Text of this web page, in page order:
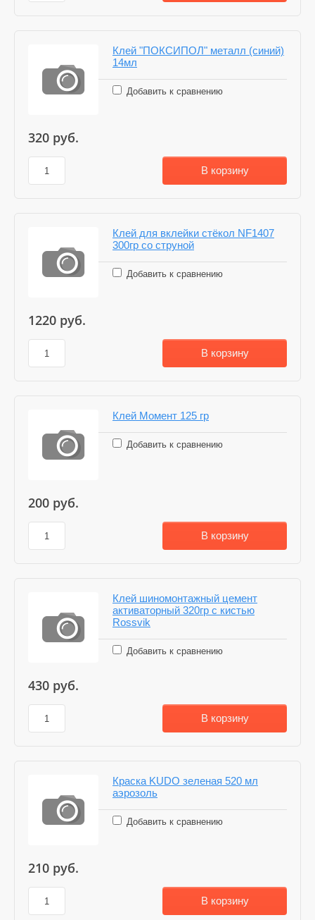
Клей "ПОКСИПОЛ" металл (синий)
14мл
Добавить к сравнению
320 руб.
В корзину
Клей для вклейки стёкол NF1407
300гр со струной
Добавить к сравнению
1220 руб.
В корзину
Клей Момент 125 гр
Добавить к сравнению
200 руб.
В корзину
Клей шиномонтажный цемент
активаторный 320гр с кистью
Rossvik
Добавить к сравнению
430 руб.
В корзину
Краска KUDO зеленая 520 мл
аэрозоль
Добавить к сравнению
210 руб.
В корзину